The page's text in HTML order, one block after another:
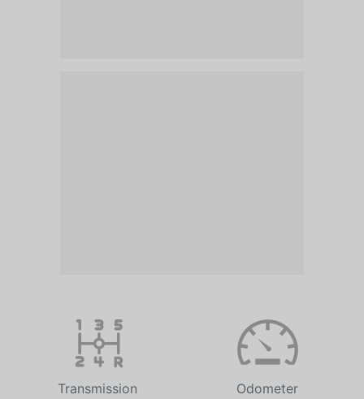
Transmission
Odometer